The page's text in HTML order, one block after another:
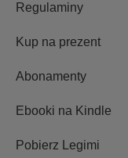
Regulaminy
Kup na prezent
Abonamenty
Ebooki na Kindle
Pobierz Legimi